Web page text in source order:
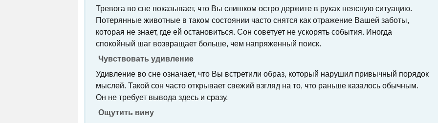
Тревога во сне показывает, что Вы слишком остро держите в руках неясную ситуацию.
Потерянные животные в таком состоянии часто снятся как отражение Вашей заботы,
которая не знает, где ей остановиться. Сон советует не ускорять события. Иногда
спокойный шаг возвращает больше, чем напряженный поиск.
Чувствовать удивление
Удивление во сне означает, что Вы встретили образ, который нарушил привычный порядок
мыслей. Такой сон часто открывает свежий взгляд на то, что раньше казалось обычным.
Он не требует вывода здесь и сразу.
Ощутить вину